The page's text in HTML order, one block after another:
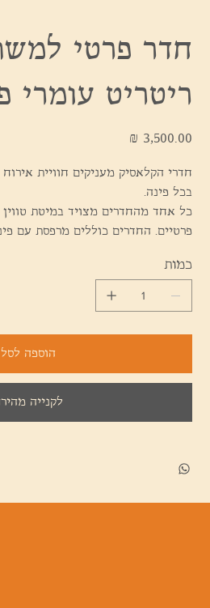
חדר פרטי
ריטריט עומרי
מחיר
חדרי הקלאסיק מעניקים חוויית
בכל פינה.
כל אחד מהחדרים מצויד במיטת
פרטיים. החדרים כוללים מרפסת עם
כמות
הוספה לסל
לקנייה